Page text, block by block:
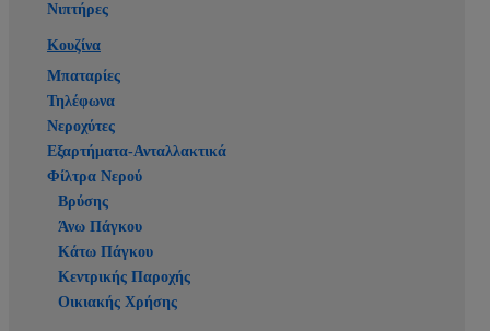
Νιπτήρες
Κουζίνα
Μπαταρίες
Τηλέφωνα
Νεροχύτες
Εξαρτήματα-Ανταλλακτικά
Φίλτρα Νερού
Βρύσης
Άνω Πάγκου
Κάτω Πάγκου
Κεντρικής Παροχής
Οικιακής Χρήσης